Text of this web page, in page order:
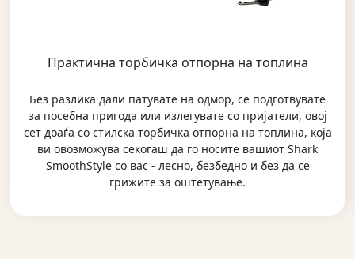
Практична торбичка отпорна на топлина
Без разлика дали патувате на одмор, се подготвувате
за посебна пригода или излегувате со пријатели, овој
сет доаѓа со стилска торбичка отпорна на топлина, која
ви овозможува секогаш да го носите вашиот Shark
SmoothStyle со вас - лесно, безбедно и без да се
грижите за оштетување.